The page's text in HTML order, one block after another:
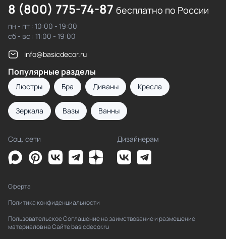
8 (800) 775-74-87 бесплатно по России
пн - пт : 10:00 - 19:00
сб - вс : 11:00 - 19:00
info@basicdecor.ru
Популярные разделы
Люстры Бра Диваны Кресла
Зеркала Вазы Ванны
Соц. сети Дизайнерам
Оферта
Политика конфиденциальности
Пользовательское Соглашение на заимствование и размещение
материалов на Сайте basicdecor.ru